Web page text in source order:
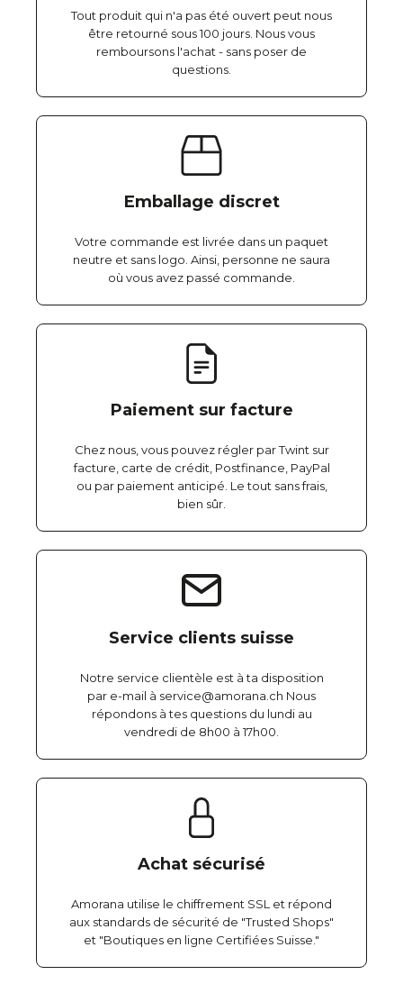
Tout produit qui n'a pas été ouvert peut nous
être retourné sous 100 jours. Nous vous
remboursons l'achat - sans poser de
questions.
Emballage discret
Votre commande est livrée dans un paquet
neutre et sans logo. Ainsi, personne ne saura
où vous avez passé commande.
Paiement sur facture
Chez nous, vous pouvez régler par Twint sur
facture, carte de crédit, Postfinance, PayPal
ou par paiement anticipé. Le tout sans frais,
bien sûr.
Service clients suisse
Notre service clientèle est à ta disposition
par e-mail à service@amorana.ch Nous
répondons à tes questions du lundi au
vendredi de 8h00 à 17h00.
Achat sécurisé
Amorana utilise le chiffrement SSL et répond
aux standards de sécurité de "Trusted Shops"
et "Boutiques en ligne Certifiées Suisse."